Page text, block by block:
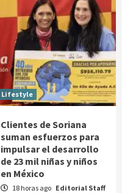
Lifestyle
Clientes de Soriana
suman esfuerzos para
impulsar el desarrollo
de 23 mil niñas y niños
en México
18 horas ago Editorial Staff